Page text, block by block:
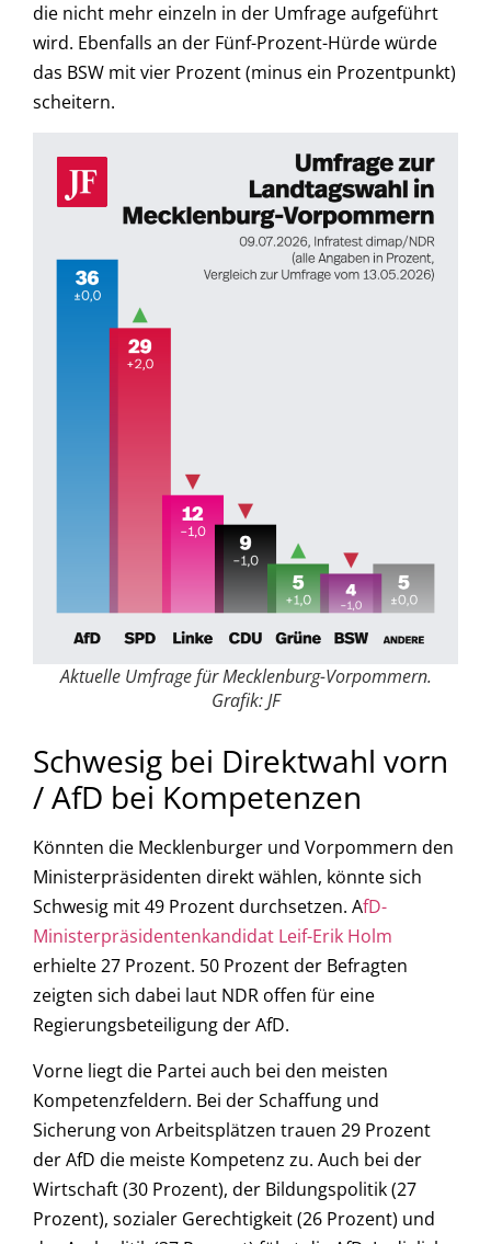
die nicht mehr einzeln in der Umfrage aufgeführt
wird. Ebenfalls an der Fünf-Prozent-Hürde würde
das BSW mit vier Prozent (minus ein Prozentpunkt)
scheitern.
Aktuelle Umfrage für Mecklenburg-Vorpommern.
Grafik: JF
Schwesig bei Direktwahl vorn
/ AfD bei Kompetenzen
Könnten die Mecklenburger und Vorpommern den
Ministerpräsidenten direkt wählen, könnte sich
Schwesig mit 49 Prozent durchsetzen. AfD-
Ministerpräsidentenkandidat Leif-Erik Holm
erhielte 27 Prozent. 50 Prozent der Befragten
zeigten sich dabei laut NDR offen für eine
Regierungsbeteiligung der AfD.
Vorne liegt die Partei auch bei den meisten
Kompetenzfeldern. Bei der Schaffung und
Sicherung von Arbeitsplätzen trauen 29 Prozent
der AfD die meiste Kompetenz zu. Auch bei der
Wirtschaft (30 Prozent), der Bildungspolitik (27
Prozent), sozialer Gerechtigkeit (26 Prozent) und